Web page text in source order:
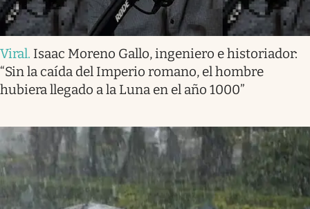
Viral. Isaac Moreno Gallo, ingeniero e historiador:
“Sin la caída del Imperio romano, el hombre
hubiera llegado a la Luna en el año 1000”